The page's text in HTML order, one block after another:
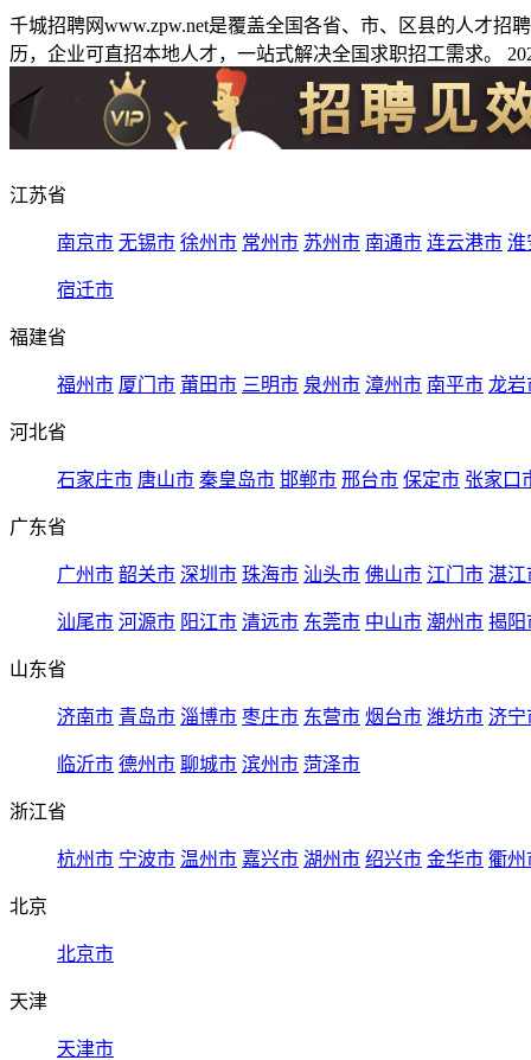
千城招聘网www.zpw.net是覆盖全国各省、市、区县的人才
历，企业可直招本地人才，一站式解决全国求职招工需求。
江苏省
南京市 无锡市 徐州市 常州市 苏州市 南通市 连云港市 淮
宿迁市
福建省
福州市 厦门市 莆田市 三明市 泉州市 漳州市 南平市 龙岩
河北省
石家庄市 唐山市 秦皇岛市 邯郸市 邢台市 保定市 张家口
广东省
广州市 韶关市 深圳市 珠海市 汕头市 佛山市 江门市 湛江
汕尾市 河源市 阳江市 清远市 东莞市 中山市 潮州市 揭阳
山东省
济南市 青岛市 淄博市 枣庄市 东营市 烟台市 潍坊市 济宁
临沂市 德州市 聊城市 滨州市 菏泽市
浙江省
杭州市 宁波市 温州市 嘉兴市 湖州市 绍兴市 金华市 衢州
北京
北京市
天津
天津市